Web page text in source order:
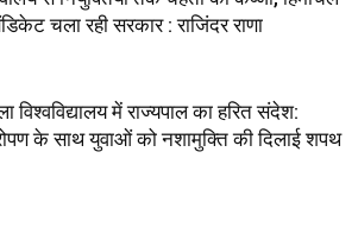
चला रही सरकार : राजिंदर राणा
विश्वविद्यालय में राज्यपाल का हरित संदेश:
के साथ युवाओं को नशामुक्ति की दिलाई शपथ